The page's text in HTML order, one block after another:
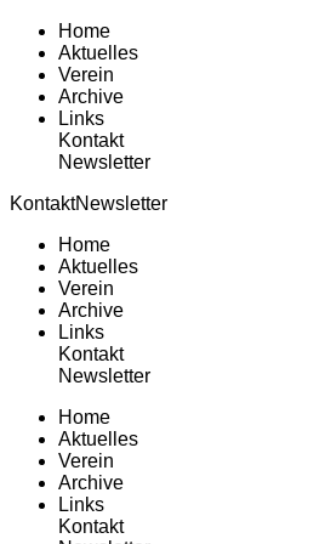
Home
Aktuelles
Verein
Archive
Links
Kontakt
Newsletter
KontaktNewsletter
Home
Aktuelles
Verein
Archive
Links
Kontakt
Newsletter
Home
Aktuelles
Verein
Archive
Links
Kontakt